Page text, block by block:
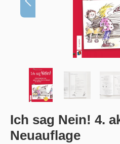
Ich sag Nein! 4.
Neuauflage